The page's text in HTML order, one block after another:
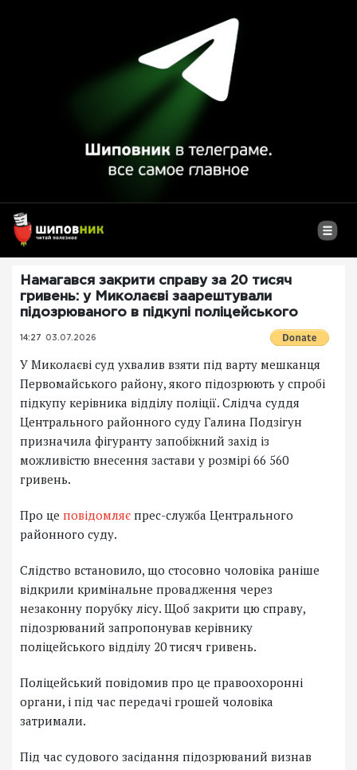
Намагався закрити справу за 20 тисяч
гривень: у Миколаєві заарештували
підозрюваного в підкупі поліцейського
14:27 03.07.2026
У Миколаєві суд ухвалив взяти під варту мешканця
Первомайського району, якого підозрюють у спробі
підкупу керівника відділу поліції. Слідча суддя
Центрального районного суду Галина Подзігун
призначила фігуранту запобіжний захід із
можливістю внесення застави у розмірі 66 560
гривень.
Про це повідомляє прес-служба Центрального
районного суду.
Слідство встановило, що стосовно чоловіка раніше
відкрили кримінальне провадження через
незаконну порубку лісу. Щоб закрити цю справу,
підозрюваний запропонував керівнику
поліцейського відділу 20 тисяч гривень.
Поліцейський повідомив про це правоохоронні
органи, і під час передачі грошей чоловіка
затримали.
Під час судового засідання підозрюваний визнав